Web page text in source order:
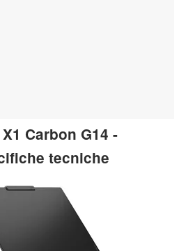
Carbon G14 -
tecniche